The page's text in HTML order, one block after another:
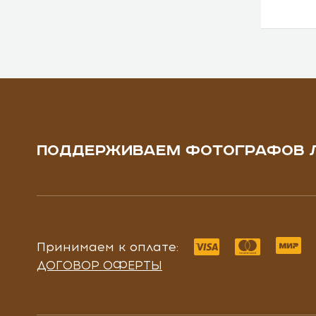
ПОДДЕРЖИВАЕМ ФОТОГРАФОВ
Принимаем к оплате:
ДОГОВОР ОФЕРТЫ